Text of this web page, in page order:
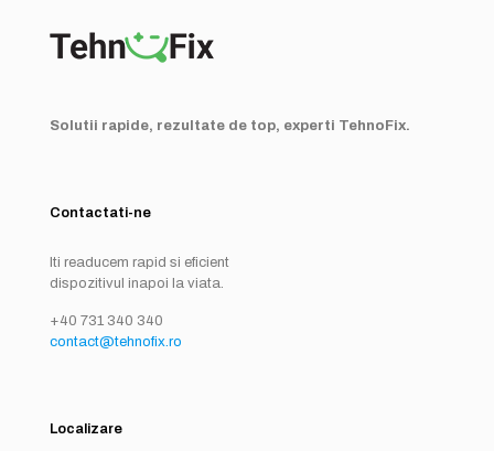
Solutii rapide, rezultate de top, experti TehnoFix.
Contactati-ne
Iti readucem rapid si eficient
dispozitivul inapoi la viata.
+40 731 340 340
contact@tehnofix.ro
Localizare